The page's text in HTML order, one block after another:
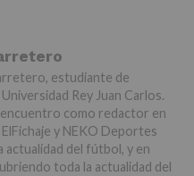
estudiante de
Rey Juan Carlos.
como redactor en
y NEKO Deportes
actualidad del fútbol, y en
toda la actualidad del